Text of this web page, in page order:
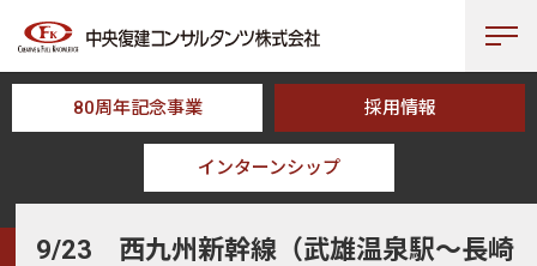
80周年記念事業 採用情報
インターンシップ
9/23 西九州新幹線（武雄温泉駅～長崎駅）開業
9/23 西九州新幹線（武雄温泉駅～長崎